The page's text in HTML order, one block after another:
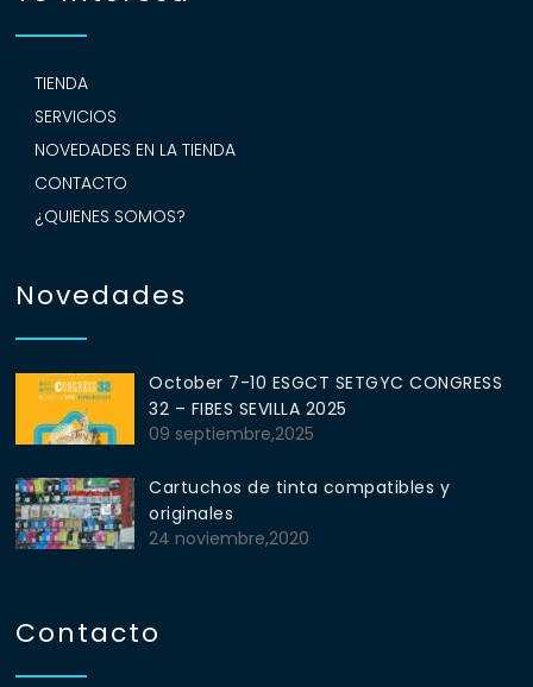
TIENDA
SERVICIOS
NOVEDADES EN LA TIENDA
CONTACTO
¿QUIENES SOMOS?
Novedades
October 7-10 ESGCT SETGYC CONGRESS
32 – FIBES SEVILLA 2025
09 septiembre,2025
Cartuchos de tinta compatibles y
originales
24 noviembre,2020
Contacto